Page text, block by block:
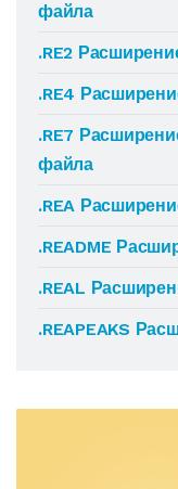
файла
.RE2
.RE4
.RE7
файла
.REA
.README
.REAL
.REAPEAKS